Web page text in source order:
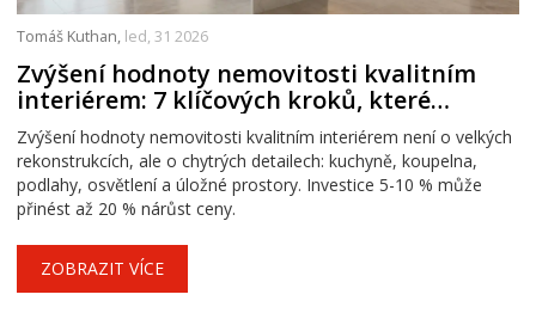
Tomáš Kuthan, led, 31 2026
Zvýšení hodnoty nemovitosti kvalitním
interiérem: 7 klíčových kroků, které
opravdu fungují
Zvýšení hodnoty nemovitosti kvalitním interiérem není o velkých
rekonstrukcích, ale o chytrých detailech: kuchyně, koupelna,
podlahy, osvětlení a úložné prostory. Investice 5-10 % může
přinést až 20 % nárůst ceny.
ZOBRAZIT VÍCE